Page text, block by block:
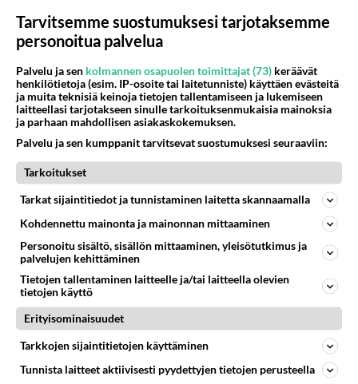
elvi.s
2011-07-18 13:00:01
Viitsikää nyt edes lukea mitä asianosaiset itse
asiasta sanovat, te kotitekoiset papparazzit.
"""Ihmisten pahantahtoisuus on kyllä aivan
käsittämätöntä!"""
http://www.iltalehti.fi/viihde/2011071614067298_v
i.shtml
-
Äänestä Kommentoi
JätTäkÄÄ rauHaan♥
2011-07-19 18:53:31
ilkeistä juoruista. Noh, nauttikoon niistä, eihän se
meitä muita lopulta koske. Katrille ja Tommille
Tarvitsemme suostumuksesi tarjotaksemme
personoitua palvelua
Palvelu ja sen kolmannen osapuolen toimittajat (73) keräävät
henkilötietoja (esim. IP-osoite tai laitetunniste) käyttäen evästeitä
ja muita teknisiä keinoja tietojen tallentamiseen ja lukemiseen
laitteellasi tarjotakseen sinulle tarkoituksenmukaisia mainoksia
ja parhaan mahdollisen asiakaskokemuksen.
Palvelu ja sen kumppanit tarvitsevat suostumuksesi seuraaviin:
Tarkoitukset
Tarkat sijaintitiedot ja tunnistaminen laitetta skannaamalla
Kohdennettu mainonta ja mainonnan mittaaminen
Personoitu sisältö, sisällön mittaaminen, yleisötutkimus ja
palvelujen kehittäminen
Tietojen tallentaminen laitteelle ja/tai laitteella olevien
tietojen käyttö
Erityisominaisuudet
Tarkkojen sijaintitietojen käyttäminen
Tunnista laitteet aktiivisesti pyydettyjen tietojen perusteella